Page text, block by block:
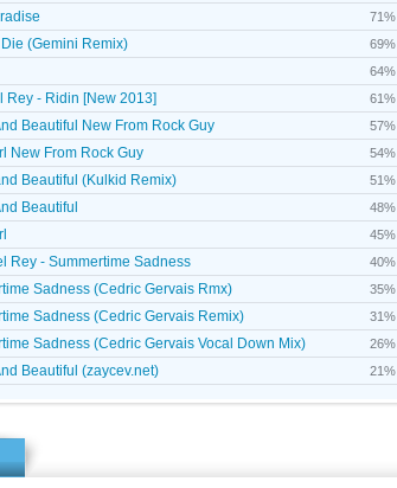
71%
(Gemini Remix)
69%
64%
Rey - Ridin [New 2013]
61%
Beautiful New From Rock Guy
57%
New From Rock Guy
54%
Beautiful (Kulkid Remix)
51%
Beautiful
48%
45%
Rey - Summertime Sadness
40%
Sadness (Cedric Gervais Rmx)
35%
Sadness (Cedric Gervais Remix)
31%
Sadness (Cedric Gervais Vocal Down Mix)
26%
Beautiful (zaycev.net) 21%